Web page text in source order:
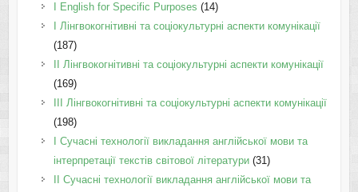
І English for Specific Purposes (14)
I Лінгвокогнітивні та соціокультурні аспекти комунікації
(187)
IІ Лінгвокогнітивні та соціокультурні аспекти комунікації
(169)
IІI Лінгвокогнітивні та соціокультурні аспекти комунікації
(198)
I Cучасні технології викладання англійської мови та
інтерпретації текстів світової літератури(31)
II Cучасні технології викладання англійської мови та